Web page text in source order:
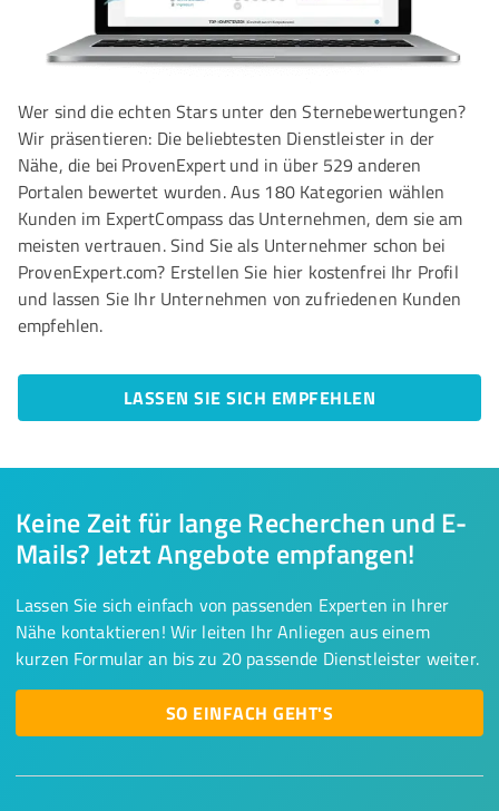
Wer sind die echten Stars unter den Sternebewertungen?
Wir präsentieren: Die beliebtesten Dienstleister in der
Nähe, die bei ProvenExpert und in über 529 anderen
Portalen bewertet wurden. Aus 180 Kategorien wählen
Kunden im ExpertCompass das Unternehmen, dem sie am
meisten vertrauen. Sind Sie als Unternehmer schon bei
ProvenExpert.com? Erstellen Sie hier kostenfrei Ihr Profil
und lassen Sie Ihr Unternehmen von zufriedenen Kunden
empfehlen.
LASSEN SIE SICH EMPFEHLEN
Keine Zeit für lange Recherchen und E-
Mails? Jetzt Angebote empfangen!
Lassen Sie sich einfach von passenden Experten in Ihrer
Nähe kontaktieren! Wir leiten Ihr Anliegen aus einem
kurzen Formular an bis zu 20 passende Dienstleister weiter.
SO EINFACH GEHT'S